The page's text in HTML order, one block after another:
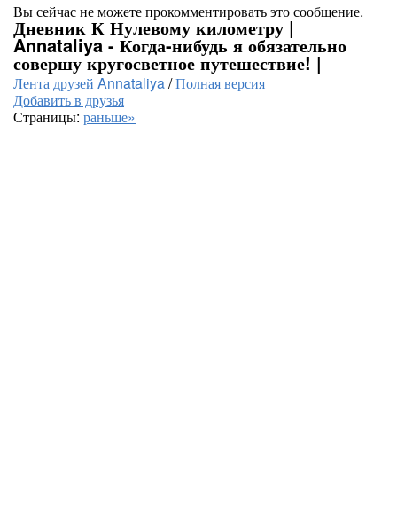
Вы сейчас не можете прокомментировать это сообщение.
Дневник К Нулевому километру |
Annataliya - Когда-нибудь я обязательно
совершу кругосветное путешествие! |
Лента друзей Annataliya/Полная версия
Добавить в друзья
Страницы: раньше»